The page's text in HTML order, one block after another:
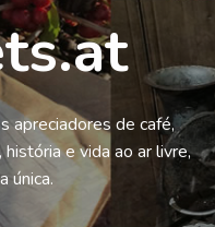
apreciadores de café,
história e vida ao ar livre,
única.